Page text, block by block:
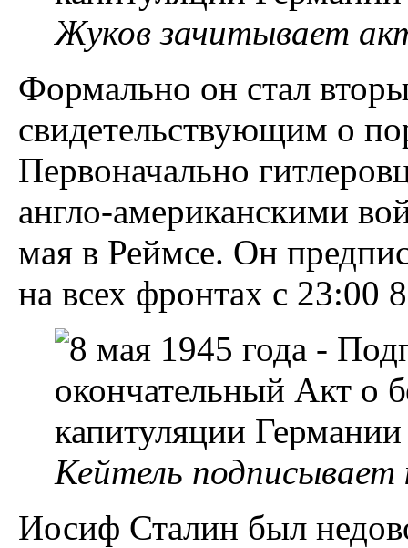
Жуков зачитывает
Формально он стал
свидетельствующим о
Первоначально
англо-американскими
мая в Реймсе. Он
на всех фронтах с 23:00
Кейтель подписывает
Иосиф Сталин был